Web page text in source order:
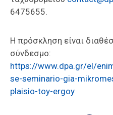
6475655.
Η πρόσκληση είναι
σύνδεσμο:
https://www.dpa.gr/el/
se-seminario-gia-
plaisio-toy-ergoy